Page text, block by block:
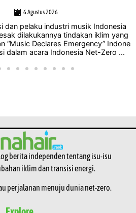
6 Agustus 2026
pelaku industri musik Indonesia
tindakan iklim yang lebih
Declares Emergency” Indonesia.
acara Indonesia Net-Zero ...
berita independen tentang isu-isu
iklim dan transisi energi.
perjalanan menuju dunia net-zero.